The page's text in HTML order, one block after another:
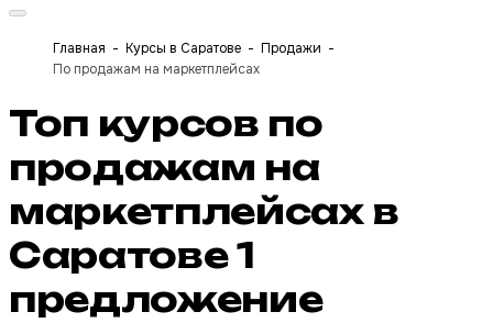
Главная Курсы в Саратове
Продажи
По продажам на маркетплейсах
Топ курсов по
продажам на
маркетплейсах в
Саратове1
предложение